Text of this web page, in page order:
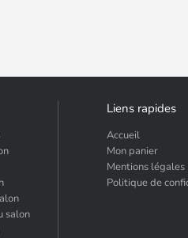
salon
Liens rapides
Accueil
Mon panier
Mentions légales
Politique de